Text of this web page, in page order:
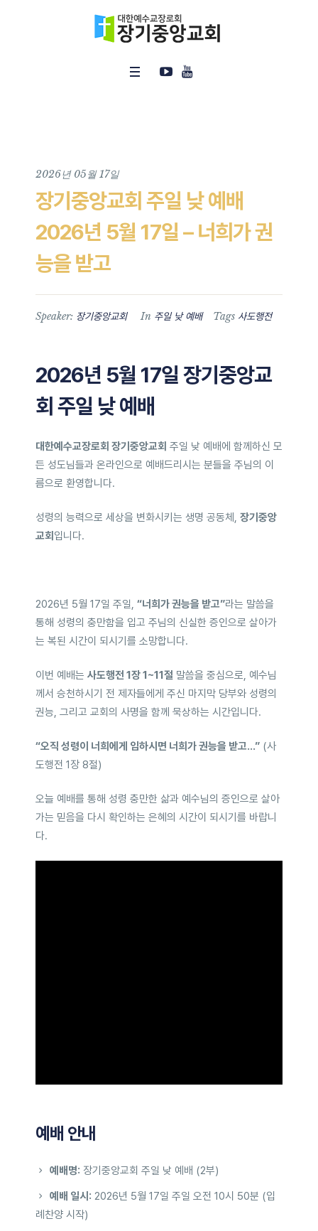
2026년 05월 17일
장기중앙교회 주일 낮 예배
2026년 5월 17일 – 너희가 권
능을 받고
Speaker: 장기중앙교회 In 주일 낮 예배 Tags 사도행전
2026년 5월 17일 장기중앙교
회 주일 낮 예배
대한예수교장로회 장기중앙교회 주일 낮 예배에 함께하신 모
든 성도님들과 온라인으로 예배드리시는 분들을 주님의 이
름으로 환영합니다.
성령의 능력으로 세상을 변화시키는 생명 공동체, 장기중앙
교회 입니다.
2026년 5월 17일 주일, “너희가 권능을 받고”라는 말씀을
통해 성령의 충만함을 입고 주님의 신실한 증인으로 살아가
는 복된 시간이 되시기를 소망합니다.
이번 예배는 사도행전 1장 1~11절 말씀을 중심으로, 예수님
께서 승천하시기 전 제자들에게 주신 마지막 당부와 성령의
권능, 그리고 교회의 사명을 함께 묵상하는 시간입니다.
“오직 성령이 너희에게 임하시면 너희가 권능을 받고…”(사
도행전 1장 8절)
오늘 예배를 통해 성령 충만한 삶과 예수님의 증인으로 살아
가는 믿음을 다시 확인하는 은혜의 시간이 되시기를 바랍니
다.
예배 안내
예배명: 장기중앙교회 주일 낮 예배 (2부)
예배 일시: 2026년 5월 17일 주일 오전 10시 50분 (입
례찬양 시작)